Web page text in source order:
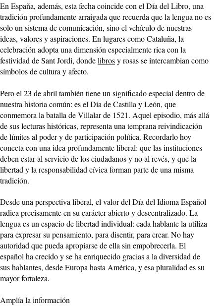
En España, además, esta fecha coincide con el Día del Libro, una
tradición profundamente arraigada que recuerda que la lengua no es
solo un sistema de comunicación, sino el vehículo de nuestras
ideas, valores y aspiraciones. En lugares como Cataluña, la
celebración adopta una dimensión especialmente rica con la
festividad de Sant Jordi, dondelibrosy rosas se intercambian como
símbolos de cultura y afecto.
Pero el 23 de abril también tiene un significado especial dentro de
nuestra historia común: es el Día de Castilla y León, que
conmemora la batalla de Villalar de 1521. Aquel episodio, más allá
de sus lecturas históricas, representa una temprana reivindicación
de límites al poder y de participación política. Recordarlo hoy
conecta con una idea profundamente liberal: que las instituciones
deben estar al servicio de los ciudadanos y no al revés, y que la
libertad y la responsabilidad cívica forman parte de una misma
tradición.
Desde una perspectiva liberal, el valor del Día del Idioma Español
radica precisamente en su carácter abierto y descentralizado. La
lengua es un espacio de libertad individual: cada hablante la utiliza
para expresar su pensamiento, para disentir, para crear. No hay
autoridad que pueda apropiarse de ella sin empobrecerla. El
español ha crecido y se ha enriquecido gracias a la diversidad de
sus hablantes, desde Europa hasta América, y esa pluralidad es su
mayor fortaleza.
Amplía la información